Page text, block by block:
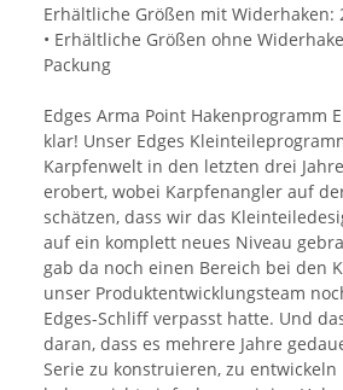
Erhältliche Größen mit Widerhaken:
• Erhältliche Größen ohne
Packung
Edges Arma Point Hakenprogramm
klar! Unser Edges
Karpfenwelt in den letzten drei
erobert, wobei Karpfenangler auf
schätzen, dass wir das
auf ein komplett neues Niveau
gab da noch einen Bereich bei den
unser Produktentwicklungsteam
Edges-Schliff verpasst hatte. Und
daran, dass es mehrere Jahre
Serie zu konstruieren, zu